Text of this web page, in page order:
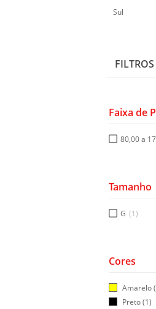
Sul
FILTROS
Faixa de
80,00 a
Tamanho
G (1)
Cores
Amarelo
Preto(1)